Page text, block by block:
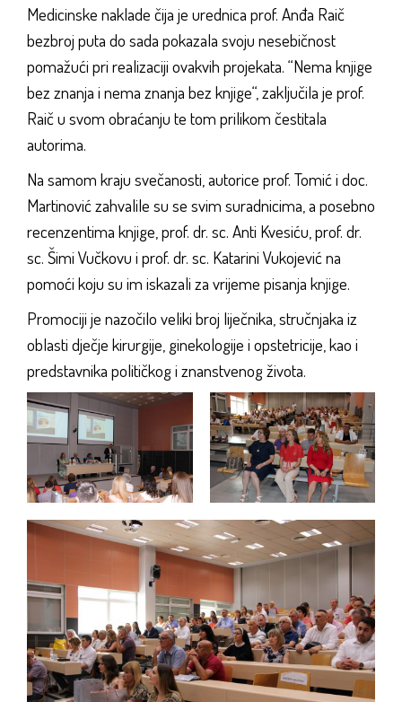
Medicinske naklade čija je urednica prof. Anđa Raič
bezbroj puta do sada pokazala svoju nesebičnost
pomažući pri realizaciji ovakvih projekata. “Nema knjige
bez znanja i nema znanja bez knjige“, zaključila je prof.
Raič u svom obraćanju te tom prilikom čestitala
autorima.
Na samom kraju svečanosti, autorice prof. Tomić i doc.
Martinović zahvalile su se svim suradnicima, a posebno
recenzentima knjige, prof. dr. sc. Anti Kvesiću, prof. dr.
sc. Šimi Vučkovu i prof. dr. sc. Katarini Vukojević na
pomoći koju su im iskazali za vrijeme pisanja knjige.
Promociji je nazočilo veliki broj liječnika, stručnjaka iz
oblasti dječje kirurgije, ginekologije i opstetricije, kao i
predstavnika političkog i znanstvenog života.